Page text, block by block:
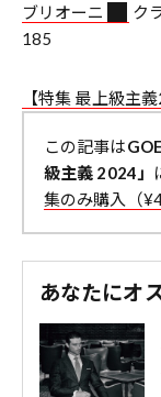
ブリオーニ
ク
185
【特集 最上級主義
この記事は
級主義 2024」
集のみ購入（
あなたにオ